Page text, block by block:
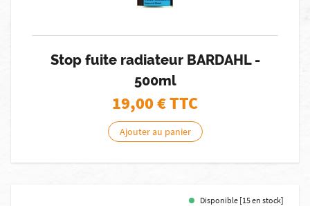
Stop fuite radiateur BARDAHL -
500ml
19,00€ TTC
Ajouter au panier
Disponible [15 en stock]